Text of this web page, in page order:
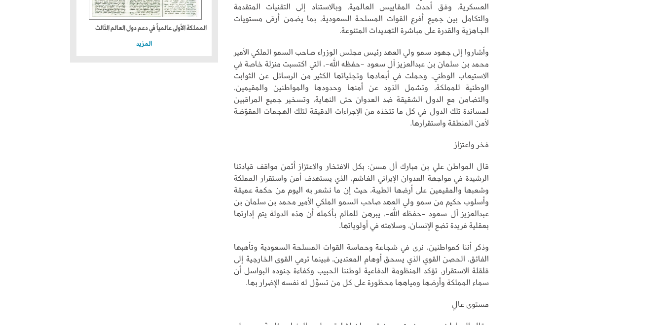
العسكرية، وفق أحدث المقاييس العالمية، وبالاستناد إلى التقنيات المتقدمة
والتكامل بين جميع أفرع القوات المسلحة السعودية، بما يضمن أرقى مستويات
الجاهزية والقدرة على مباشرة التهديدات المتنوعة.
وأشاروا إلى جهود سمو ولي العهد رئيس مجلس الوزراء صاحب السمو الملكي الأمير
محمد بن سلمان بن عبدالعزيز آل سعود -حفظه الله-، التي اكتسبت منزلة خاصة في
الاستيعاب الوطني، وحملت في أبعادها وتجلياتها الكثير من الرسائل عن الثوابت
الوطنية للمملكة، وتشمل الذود عن أمنها وحدودها والمواطنين والمقيمين،
والتضامن مع الدول الشقيقة ضد العدوان حتى النهاية، وتسخير جميع المراقبين
لمساندة تلك الدول في كل ما تتخذه من الإجراءات الدقيقة لتلك الهجمات المقوّضة
لأمن المنطقة واستقرارها.
فخر واعتزاز
قال المواطن علي بن مبارك آل مسن: بكل الافتخار والاعتزاز أثمن مواقف قيادتنا
الرشيدة في مواجهة العدوان الإيراني الغاشم، الذي يستهدف أمن واستقرار المملكة
وشعبها والمقيمين على أرضها الطيبة، حيث إن ما نشعر به اليوم من حكمة عميقة
وأسلوب حكيم من سمو ولي العهد صاحب السمو الملكي الأمير محمد بن سلمان بن
عبدالعزيز آل سعود -حفظه الله-، يبرهن للعالم بأكمله أن هذه الدولة يتم إدارتها
بعقلية فريدة تضع الإنسان، وسلامته في أولوياتها.
وذكر أننا كمواطنين، نرى في شجاعة وحماسة القوات المسلحة السعودية وتأهبها
الفائق، الحصن القوي الذي يسحق أوهام المعتدين، فبينما ترمي القوى الخارجية إلى
قلقلة الاستقرار، تؤكد المنظومة الدفاعية لوطننا الحبيب وكفاءة جنوده البواسل أن
سماء المملكة وأرضها ومياهها محظورة على كل من تسوِّل له نفسه الإضرار بها.
مستوى عالٍ
المملكة الأولى عالمياً في دعم دول العالم الثالث
المزيد